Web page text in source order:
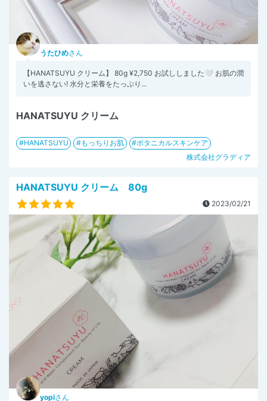
うたひめさん
【HANATSUYU クリーム】 80g ¥2,750 お試ししました🤍 お肌の潤
いを逃さない! 水分と栄養をたっぷり...
HANATSUYU クリーム
HANATSUYU もっちりお肌
ボタニカルスキンケア
株式会社グラディア
HANATSUYU クリーム 80g
2023/02/21
yopiさん